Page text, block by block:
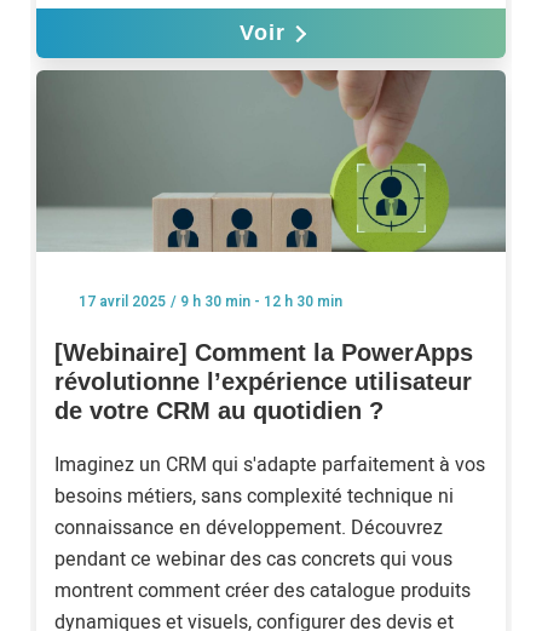
Voir
17 avril 2025 / 9 h 30 min - 12 h 30 min
[Webinaire] Comment la PowerApps
révolutionne l’expérience utilisateur
de votre CRM au quotidien ?
Imaginez un CRM qui s'adapte parfaitement à vos
besoins métiers, sans complexité technique ni
connaissance en développement. Découvrez
pendant ce webinar des cas concrets qui vous
montrent comment créer des catalogue produits
dynamiques et visuels, configurer des devis et